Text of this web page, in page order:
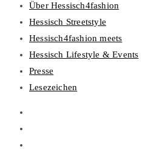
Über Hessisch4fashion
Hessisch Streetstyle
Hessisch4fashion meets
Hessisch Lifestyle & Events
Presse
Lesezeichen